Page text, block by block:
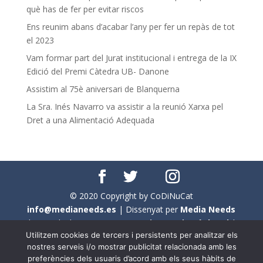
què has de fer per evitar riscos
Ens reunim abans d’acabar l’any per fer un repàs de tot
el 2023
Vam formar part del Jurat institucional i entrega de la IX
Edició del Premi Càtedra UB- Danone
Assistim al 75è aniversari de Blanquerna
La Sra. Inés Navarro va assistir a la reunió Xarxa pel
Dret a una Alimentació Adequada
© 2020 Copyright by CoDiNuCat
info@medianeeds.es | Dissenyat per Media Needs
| Tots els drets reservats aCoDiNuCat |Avís legal|
Avís per cookies
Utilitzem cookies de tercers i persistents per analitzar els
nostres serveis i/o mostrar publicitat relacionada amb les
preferències dels usuaris d’acord amb els seus hàbits de